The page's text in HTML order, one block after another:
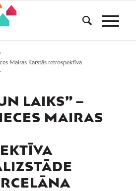
Mairas Karstās retrospektīva
LAIKS” –
MAIRAS